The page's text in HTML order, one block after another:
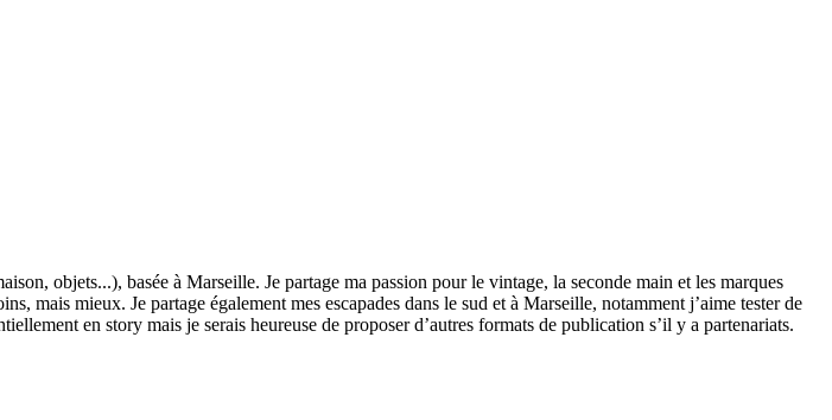
objets...), basée à Marseille. Je partage ma passion pour le vintage, la seconde main et les marques
mais mieux. Je partage également mes escapades dans le sud et à Marseille, notamment j’aime tester de
en story mais je serais heureuse de proposer d’autres formats de publication s’il y a partenariats.